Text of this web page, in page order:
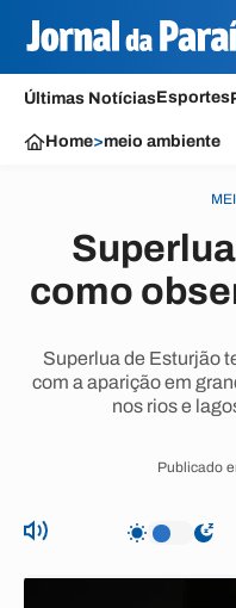
Últimas NotíciasEsportes
Home>meio ambiente
como
Superlua de Esturjão
com a aparição em
nos rios e
Publicado